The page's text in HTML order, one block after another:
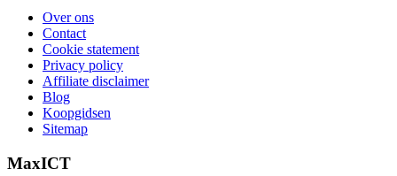
Over ons
Contact
Cookie statement
Privacy policy
Affiliate disclaimer
Blog
Koopgidsen
Sitemap
MaxICT